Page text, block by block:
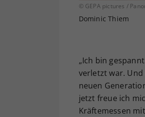
© GEPA pictures /
Dominic Thiem
„Ich bin
verletzt war. Und
neuen
jetzt freue ich
Kräftemessen